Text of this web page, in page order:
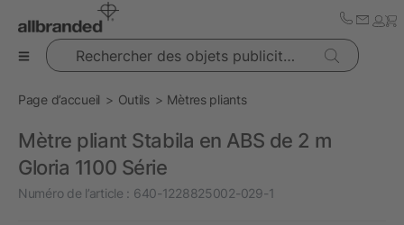
Rechercher des objets publicitaires
Page d’accueil Outils Mètres pliants
Mètre pliant Stabila en ABS de 2 m
Gloria 1100 Série
Numéro de l’article : 640-1228825002-029-1